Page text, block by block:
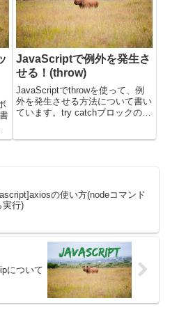
JavaScriptで例外を発生さ
せる！(throw)
JavaScriptでthrowを使って、例
外を発生させる方法について書い
ています。try catchブロックの中
の使い方(nodeコマンド
実行)
について